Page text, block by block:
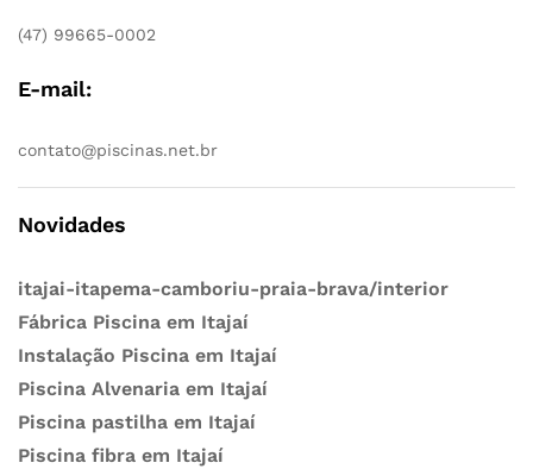
(47) 99665-0002
E-mail:
contato@piscinas.net.br
Novidades
itajai-itapema-camboriu-praia-brava/interior
Fábrica Piscina em Itajaí
Instalação Piscina em Itajaí
Piscina Alvenaria em Itajaí
Piscina pastilha em Itajaí
Piscina fibra em Itajaí